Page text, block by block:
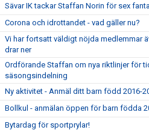
Sävar IK tackar Staffan Norin för sex
Corona och idrottandet - vad gäller nu?
Vi har fortsatt väldigt nöjda medlemmar
drar ner
Ordförande Staffan om nya riktlinjer för
säsongsindelning
Ny aktivitet - Anmäl ditt barn född 2016-
Bollkul - anmälan öppen för barn födda
Bytardag för sportprylar!